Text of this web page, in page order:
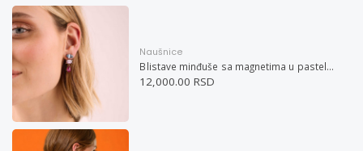
Naušnice
Blistave minđuše sa magnetima u pastelnim bojama
12,000.00 RSD